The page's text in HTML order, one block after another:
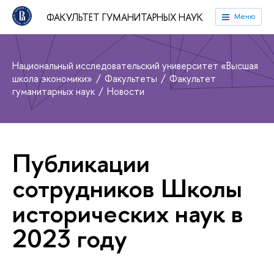
ФАКУЛЬТЕТ ГУМАНИТАРНЫХ НАУК Меню
Национальный исследовательский университет «Высшая
школа экономики»
Факультеты
Факультет
гуманитарных наук
Новости
Публикации
сотрудников Школы
исторических наук в
2023 году